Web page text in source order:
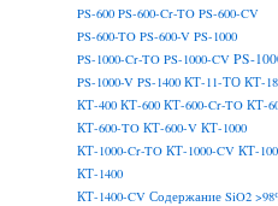
PS-600 PS-600-Cr-TO PS-600-CV
PS-600-TO PS-600-V PS-1000
PS-1000-Cr-TO PS-1000-CV PS-
PS-1000-V PS-1400 КТ-11-ТО КТ-
КТ-400 КТ-600 КТ-600-Cr-TO КТ-
КТ-600-TO КТ-600-V КТ-1000
КТ-1000-Cr-TO КТ-1000-CV КТ-
КТ-1400
КТ-1400-CV Содержание SiO2